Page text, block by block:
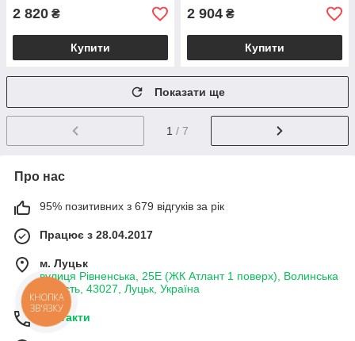
2 820 ₴
Купити
2 904 ₴
Купити
Показати ще
1 / 7
Про нас
95% позитивних з 679 відгуків за рік
Працює з 28.04.2017
м. Луцьк
вулиця Рівненська, 25Е (ЖК Атлант 1 поверх), Волинська
область, 43027, Луцьк, Україна
Контакти
КНОПКА
ЗВ'ЯЗКУ